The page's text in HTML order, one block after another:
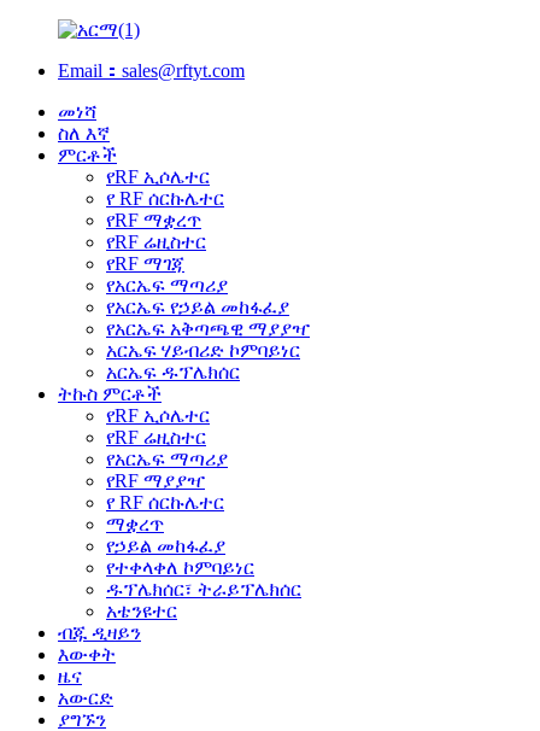
Email：sales@rftyt.com
መነሻ
ስለ እኛ
ምርቶች
የRF ኢሶሌተር
የ RF ሰርኩሌተር
የRF ማቋረጥ
የRF ሬዚስተር
የRF ማገጃ
የአርኤፍ ማጣሪያ
የአርኤፍ የኃይል መከፋፈያ
የአርኤፍ አቅጣጫዊ ማያያዣ
አርኤፍ ሃይብሪድ ኮምባይነር
አርኤፍ ዱፕሌክሰር
ትኩስ ምርቶች
የRF ኢሶሌተር
የRF ሬዚስተር
የአርኤፍ ማጣሪያ
የRF ማያያዣ
የ RF ሰርኩሌተር
ማቋረጥ
የኃይል መከፋፈያ
የተቀላቀለ ኮምባይነር
ዱፕሌክሰር፣ ትራይፕሌክሰር
አቴንዩተር
ብጁ ዲዛይን
እውቀት
ዜና
አውርድ
ያግኙን